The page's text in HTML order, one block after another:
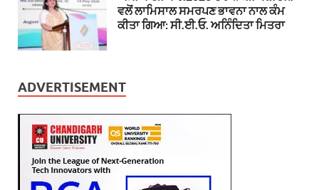
ਵਲੋਂ ਲਾਮਿਸਾਲ ਸਮਰਪਣ ਭਾਵਨਾ ਨਾਲ ਕੰਮ
ਕੀਤਾ ਗਿਆ: ਸੀ.ਈ.ਓ. ਅਨਿੰਦਿਤਾ ਮਿਤਰਾ
ADVERTISEMENT